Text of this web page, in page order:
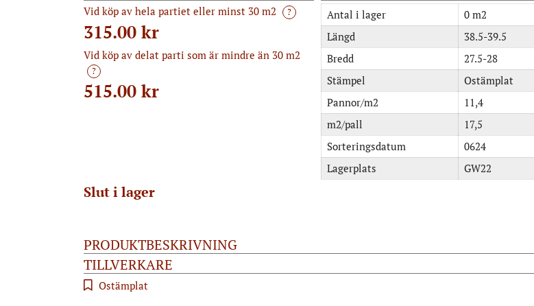
Vid köp av hela partiet eller minst 30 m2 ?
315.00 kr
Vid köp av delat parti som är mindre än 30 m2
?
515.00 kr
Antal i lager
0 m2
Längd
38.5-39.5
Bredd
27.5-28
Stämpel
Ostämplat
Pannor/m2
11,4
m2/pall
17,5
Sorteringsdatum
0624
Lagerplats
GW22
Slut i lager
PRODUKTBESKRIVNING
TILLVERKARE
Ostämplat